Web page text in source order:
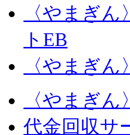
〈やまぎん〉
トEB
〈やまぎ
〈やまぎ
代金回収サ